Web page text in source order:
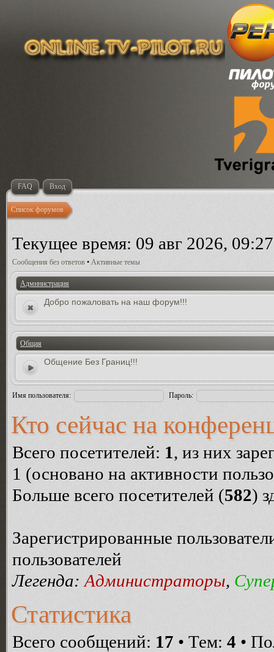
FAQ Вход
Список форумов
Текущее время: 09 авг 2026, 09:27
Сообщения без ответов • Активные темы
Администрация
Добро пожаловать на наш форум!!!
Общая
Общение Без Границ!!!
Имя пользователя: Пароль:
Кто сейчас на
Всего посетителей: 1, из них
1 (основано на активности
Больше всего посетителей (582)
Зарегистрированные
пользователей
Легенда: Администраторы,
Статистика
Всего сообщений: 17 • Тем: 4 •